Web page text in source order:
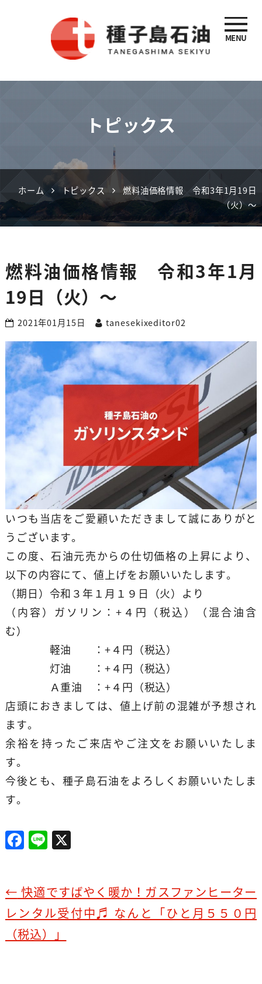
種子島石油
MENU
トピックス
ホーム トピックス
燃料油価格情報 令和3年1月19日
（火）～
燃料油価格情報 令和3年1月
19日（火）～
2021年01月15日 tanesekixeditor02
いつも当店をご愛顧いただきまして誠にありがと
うございます。
この度、石油元売からの仕切価格の上昇により、
以下の内容にて、値上げをお願いいたします。
（期日）令和３年１月１９日（火）より
（内容）ガソリン：+４円（税込）（混合油含
む）
軽油 ：+４円（税込）
灯油 ：+４円（税込）
Ａ重油 ：+４円（税込）
店頭におきましては、値上げ前の混雑が予想され
ます。
余裕を持ったご来店やご注文をお願いいたしま
す。
今後とも、種子島石油をよろしくお願いいたしま
す。
F
a
e
b
o
Li
n
X
← 快適ですばやく暖か！ガスファンヒーター
レンタル受付中♬ なんと「ひと月５５０円
（税込）」